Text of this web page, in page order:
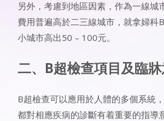
另外，考慮到地區因素，作為一線城
費用普遍高於二三線城市，就拿婦科
小城市高出50 – 100元。
二、B超檢查項目及臨
B超檢查可以應用於人體的多個系統
都對相應疾病的診斷有着重要的指導